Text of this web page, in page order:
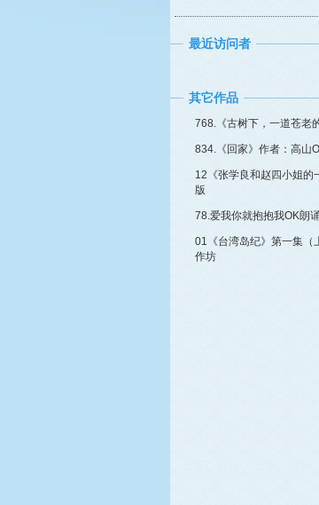
最近访问者
其它作品
768.《古树下，一道苍老
834.《回家》作者：高山
12《张学良和赵四小姐的
版
78.爱我你就抱抱我OK朗
01《台湾岛纪》第一集（
作坊